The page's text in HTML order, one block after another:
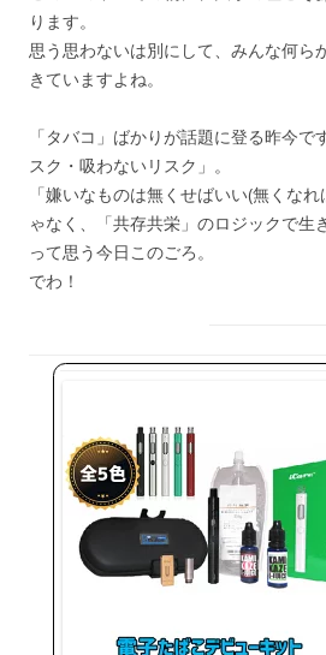
ります。
思う思わないは別にして、みんな何ら
きていますよね。
「タバコ」ばかりが話題に登る昨今で
スク・吸わないリスク」。
「嫌いなものは無くせばいい(無くな
ゃなく、「共存共栄」のロジックで生
って思う今日このごろ。
でわ！